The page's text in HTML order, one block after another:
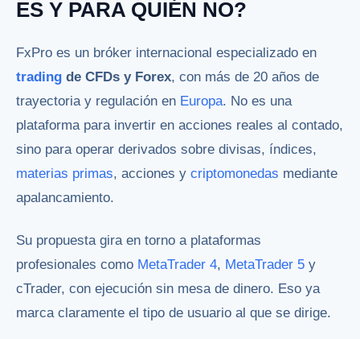
ES Y PARA QUIÉN NO?
FxPro es un bróker internacional especializado en
trading de CFDs y Forex, con más de 20 años de
trayectoria y regulación en Europa. No es una
plataforma para invertir en acciones reales al contado,
sino para operar derivados sobre divisas, índices,
materias primas, acciones y criptomonedas mediante
apalancamiento.
Su propuesta gira en torno a plataformas
profesionales como MetaTrader 4, MetaTrader 5 y
cTrader, con ejecución sin mesa de dinero. Eso ya
marca claramente el tipo de usuario al que se dirige.